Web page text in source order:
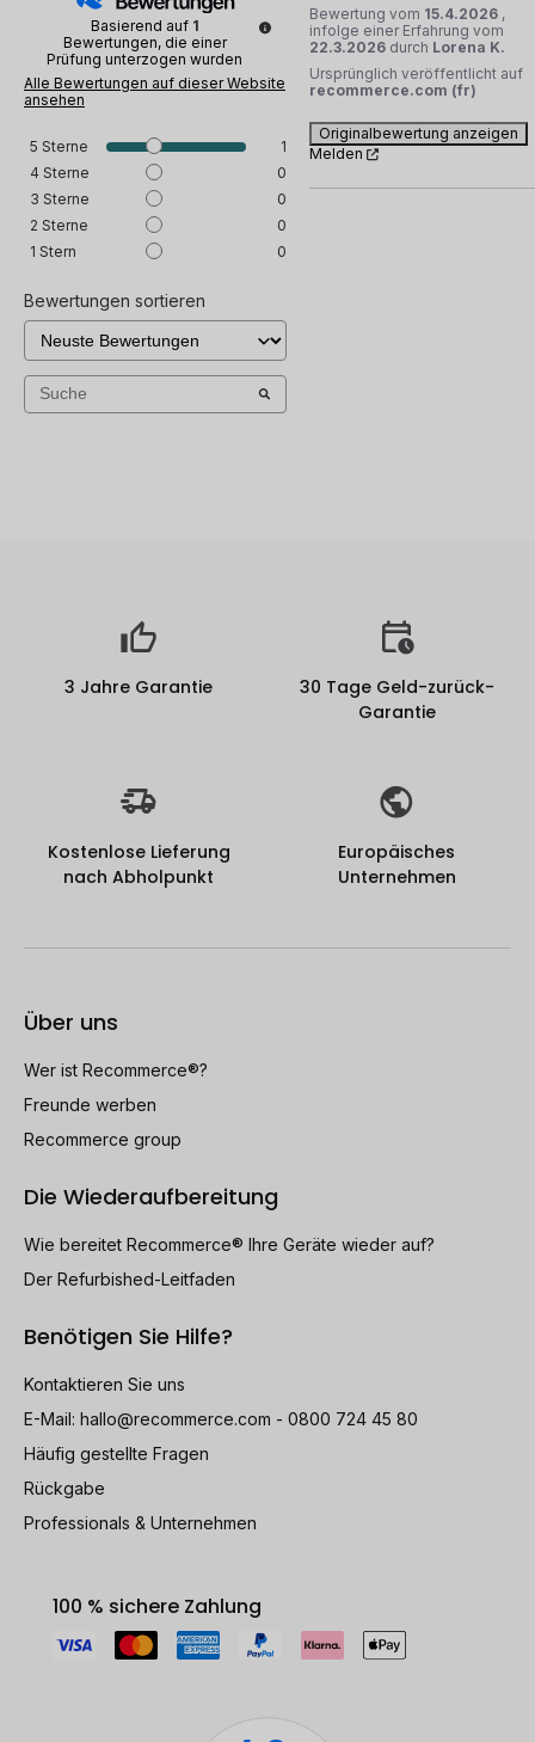
Basierend auf 1
Bewertungen, die einer
Prüfung unterzogen wurden
Alle Bewertungen auf dieser Website
ansehen
5 Sterne
1
4 Sterne
0
3 Sterne
0
2 Sterne
0
1 Stern 0
Bewertungen sortieren
Bewertung vom 15.4.2026 ,
infolge einer Erfahrung vom
22.3.2026 durch Lorena K.
Ursprünglich veröffentlicht auf
recommerce.com (fr)
Originalbewertung anzeigen
Melden
3 Jahre Garantie
30 Tage Geld-zurück-
Garantie
Kostenlose Lieferung
nach Abholpunkt
Europäisches
Unternehmen
Über uns
Wer ist Recommerce®?
Freunde werben
Recommerce group
Die Wiederaufbereitung
Wie bereitet Recommerce® Ihre Geräte wieder auf?
Der Refurbished-Leitfaden
Benötigen Sie Hilfe?
Kontaktieren Sie uns
E-Mail: hallo@recommerce.com - 0800 724 45 80
Häufig gestellte Fragen
Rückgabe
Professionals & Unternehmen
100 % sichere Zahlung